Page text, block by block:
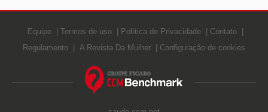
Equipe Termos de uso Política de Privacidade
Contato
Regulamento
A Revista Da Mulher Configuração de cookies